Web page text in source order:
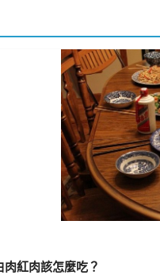
紅肉該怎麼吃？